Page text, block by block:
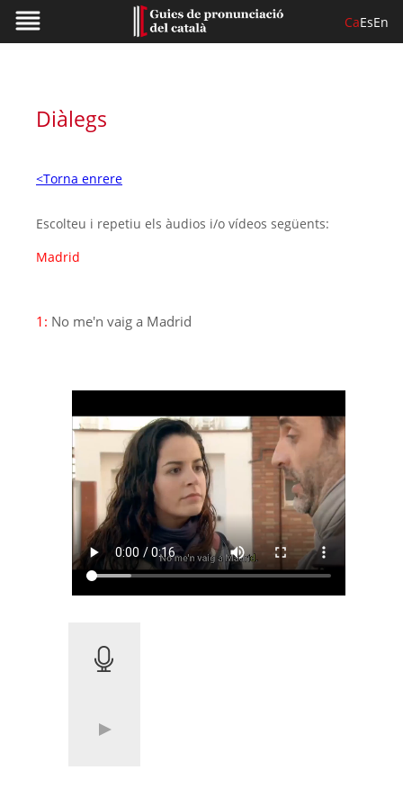
CaEsEn
Diàlegs
<Torna enrere
Escolteu i repetiu els àudios i/o vídeos següents:
Madrid
1: No me'n vaig a Madrid